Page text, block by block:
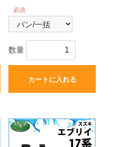
必須
数量
カートに入れる